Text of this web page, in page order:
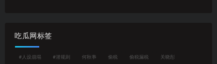
吃瓜网标签
#人设崩塌 #潜规则 何秋亊 偷税 偷税漏税 关晓彤